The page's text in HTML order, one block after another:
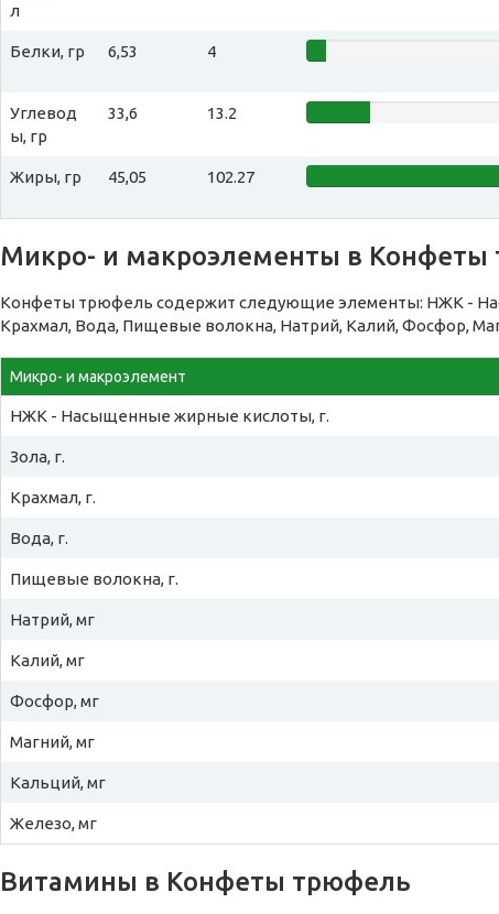
л
Белки, гр 6,53 4
Углевод
ы, гр
33,6 13.2
Жиры, гр 45,05 102.27
Микро- и макроэлементы в Конфеты
Конфеты трюфель содержит следующие элементы: НЖК -
Крахмал, Вода, Пищевые волокна, Натрий, Калий, Фосфор,
Микро- и макроэлемент
НЖК - Насыщенные жирные кислоты, г.
Зола, г.
Крахмал, г.
Вода, г.
Пищевые волокна, г.
Натрий, мг
Калий, мг
Фосфор, мг
Магний, мг
Кальций, мг
Железо, мг
Витамины в Конфеты трюфель